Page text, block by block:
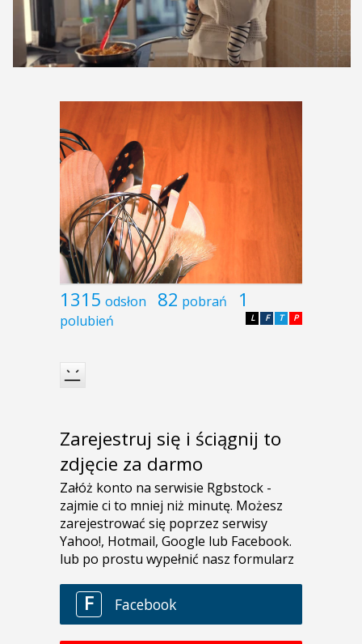
1315 odsłon 82 pobrań 1
polubień P
T
F
L
Zarejestruj się i ściągnij to
zdjęcie za darmo